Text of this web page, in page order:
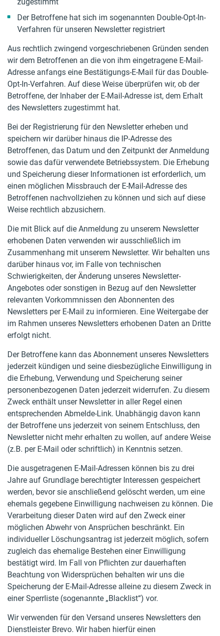
Der Betroffene hat sich im sogenannten Double-Opt-In-
Verfahren für unseren Newsletter registriert
Aus rechtlich zwingend vorgeschriebenen Gründen senden
wir dem Betroffenen an die von ihm eingetragene E-Mail-
Adresse anfangs eine Bestätigungs-E-Mail für das Double-
Opt-In-Verfahren. Auf diese Weise überprüfen wir, ob der
Betroffene, der Inhaber der E-Mail-Adresse ist, dem Erhalt
des Newsletters zugestimmt hat.
Bei der Registrierung für den Newsletter erheben und
speichern wir darüber hinaus die IP-Adresse des
Betroffenen, das Datum und den Zeitpunkt der Anmeldung
sowie das dafür verwendete Betriebssystem. Die Erhebung
und Speicherung dieser Informationen ist erforderlich, um
einen möglichen Missbrauch der E-Mail-Adresse des
Betroffenen nachvollziehen zu können und sich auf diese
Weise rechtlich abzusichern.
Die mit Blick auf die Anmeldung zu unserem Newsletter
erhobenen Daten verwenden wir ausschließlich im
Zusammenhang mit unserem Newsletter. Wir behalten uns
darüber hinaus vor, im Falle von technischen
Schwierigkeiten, der Änderung unseres Newsletter-
Angebotes oder sonstigen in Bezug auf den Newsletter
relevanten Vorkommnissen den Abonnenten des
Newsletters per E-Mail zu informieren. Eine Weitergabe der
im Rahmen unseres Newsletters erhobenen Daten an Dritte
erfolgt nicht.
Der Betroffene kann das Abonnement unseres Newsletters
jederzeit kündigen und seine diesbezügliche Einwilligung in
die Erhebung, Verwendung und Speicherung seiner
personenbezogenen Daten jederzeit widerrufen. Zu diesem
Zweck enthält unser Newsletter in aller Regel einen
entsprechenden Abmelde-Link. Unabhängig davon kann
der Betroffene uns jederzeit von seinem Entschluss, den
Newsletter nicht mehr erhalten zu wollen, auf andere Weise
(z.B. per E-Mail oder schriftlich) in Kenntnis setzen.
Die ausgetragenen E-Mail-Adressen können bis zu drei
Jahre auf Grundlage berechtigter Interessen gespeichert
werden, bevor sie anschließend gelöscht werden, um eine
ehemals gegebene Einwilligung nachweisen zu können. Die
Verarbeitung dieser Daten wird auf den Zweck einer
möglichen Abwehr von Ansprüchen beschränkt. Ein
individueller Löschungsantrag ist jederzeit möglich, sofern
zugleich das ehemalige Bestehen einer Einwilligung
bestätigt wird. Im Fall von Pflichten zur dauerhaften
Beachtung von Widersprüchen behalten wir uns die
Speicherung der E-Mail-Adresse alleine zu diesem Zweck in
einer Sperrliste (sogenannte „Blacklist“) vor.
Wir verwenden für den Versand unseres Newsletters den
Dienstleister Brevo. Wir haben hierfür einen